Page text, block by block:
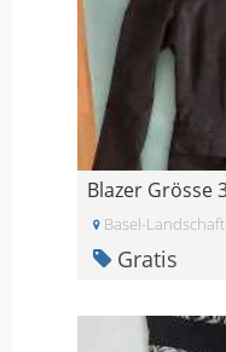
Blazer Grösse
Basel-Landschaft
Gratis